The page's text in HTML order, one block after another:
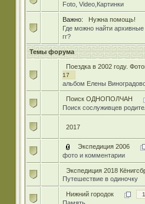
Foto, Video,Картинки
Важно: Нужна помощь!
Где можно найти архивные
гг?
Темы форума
Поездка в 2002 году.
17
альбом Елены
Поиск ОДНОПОЛЧАН
Поиск сослуживцев
2017
Экспедиция 2006
фото и комментарии
Экспедиция 2018
Путешествие в одиночку
Нижний городок 1